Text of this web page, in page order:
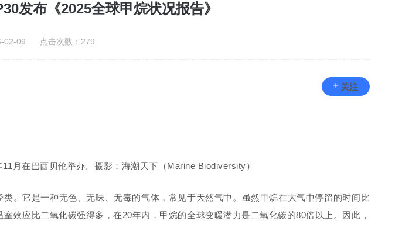
发布《2025全球甲烷状况报告》
02-09 点击次数：279
关注
月在巴西贝伦举办。摄影：海潮天下（Marine Biodiversity）
。它是一种无色、无味、无毒的气体，常见于天然气中。虽然甲烷在大气中停留的时间比
效应比二氧化碳强得多，在20年内，甲烷的全球变暖潜力是二氧化碳的80倍以上。因此，